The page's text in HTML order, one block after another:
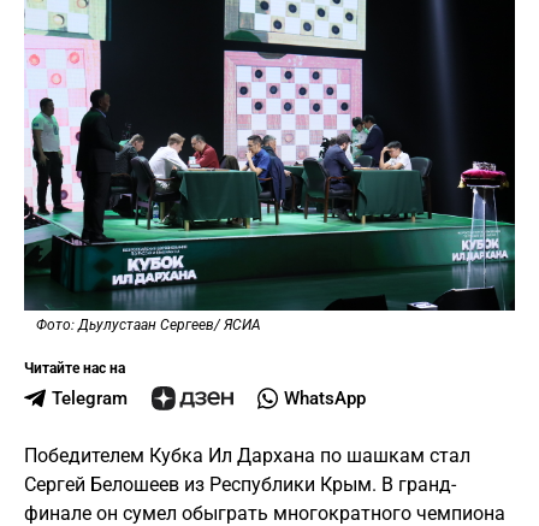
Фото: Дьулустаан Сергеев/ ЯСИА
Читайте нас на
Telegram WhatsApp
Победителем Кубка Ил Дархана по шашкам стал
Сергей Белошеев из Республики Крым. В гранд-
финале он сумел обыграть многократного чемпиона